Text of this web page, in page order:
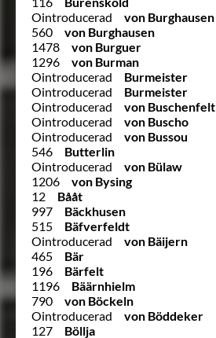
Ointroducerad
von Burghausen
560
von Burghausen
1478
von Burguer
1296
von Burman
Ointroducerad
Burmeister
Ointroducerad
Burmeister
Ointroducerad
von Buschenfelt
Ointroducerad
von Buscho
Ointroducerad
von Bussou
546
Butterlin
Ointroducerad
von Bülaw
1206
von Bysing
12
Bååt
997
Bäckhusen
515
Bäfverfeldt
Ointroducerad
von Bäijern
465
Bär
196
Bärfelt
1196
Bäärnhielm
790
von Böckeln
Ointroducerad
von Böddeker
127
Böllja